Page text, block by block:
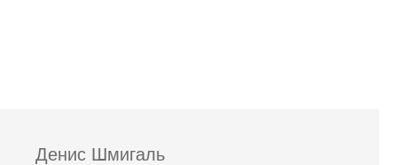
Денис Шмигаль